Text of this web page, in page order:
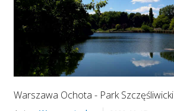
Warszawa Ochota - Park Szczęśliwicki